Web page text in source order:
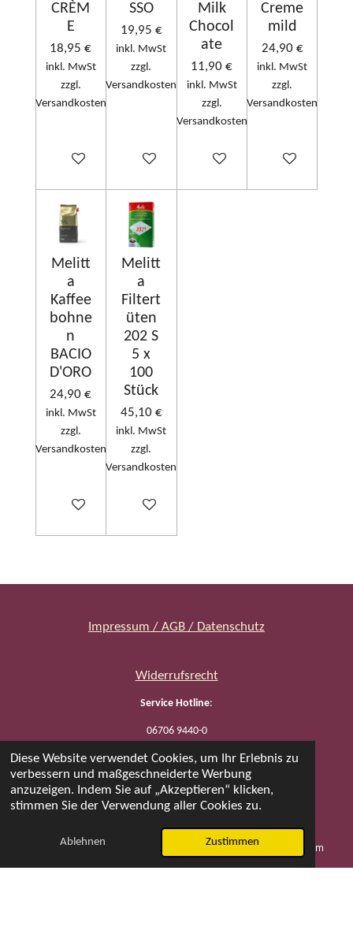
Diese Website verwendet Cookies, um Ihr Erlebnis zu
verbessern und maßgeschneiderte Werbung
anzuzeigen. Indem Sie auf „Akzeptieren“ klicken,
stimmen Sie der Verwendung aller Cookies zu.
Ablehnen Zustimmen
CRÈM
E
18,95 €
inkl. MwSt
zzgl.
Versandkosten
In den Warenkorb
SSO
19,95 €
inkl. MwSt
zzgl.
Versandkosten
In den Warenkorb
Milk
Chocol
ate
11,90 €
inkl. MwSt
zzgl.
Versandkosten
In den Warenkorb
Creme
mild
24,90 €
inkl. MwSt
zzgl.
Versandkosten
In den
Melitt
a
Kaffee
bohne
n
BACIO
D'ORO
24,90 €
inkl. MwSt
zzgl.
Versandkosten
In den Warenkorb
Melitt
a
Filtert
üten
202 S
5 x
100
Stück
45,10 €
inkl. MwSt
zzgl.
Versandkosten
In den Warenkorb
Impressum / AGB / Datenschutz
Widerrufsrecht
Service Hotline:
06706 9440-0
Öffnungszeiten:
Mo, Di, Do 08:00 - 17:00 / Fr 08:00 - 14:30 Uhr
© 2023 tozishop | Alle Preise inklusive gesetzlicher
Mehrwertsteuer zzgl. Versandkosten. Ab 50 € Bestellwert
liefern wir versandkostenfrei.
E-Mail Karte Instagram